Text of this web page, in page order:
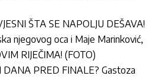
ŠTA SE NAPOLJU DEŠAVA!
njegovog oca i Maje Marinković,
RIJEČIMA! (FOTO)
DANA PRED FINALE? Gastoza